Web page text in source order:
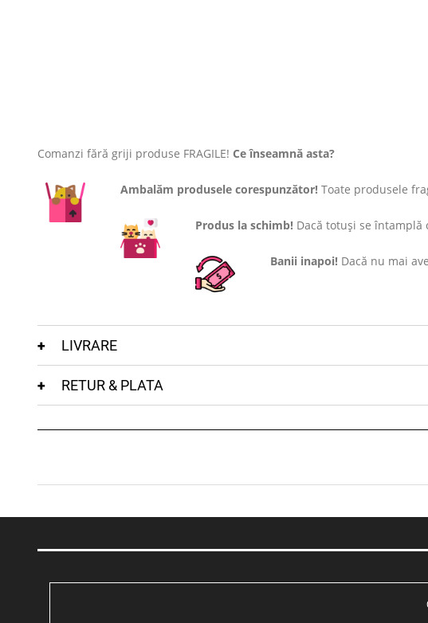
Comanzi fără griji produse FRAGILE! Ce înseamnă asta?
Ambalăm produsele corespunzător! Toate produsele
Produs la schimb! Dacă totuși se
Banii inapoi! Dacă nu mai
LIVRARE
RETUR & PLATA